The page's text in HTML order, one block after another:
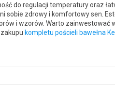
do regulacji temperatury oraz
sobie zdrowy i komfortowy sen.
i wzorów. Warto zainwestować
kompletu pościeli bawełna